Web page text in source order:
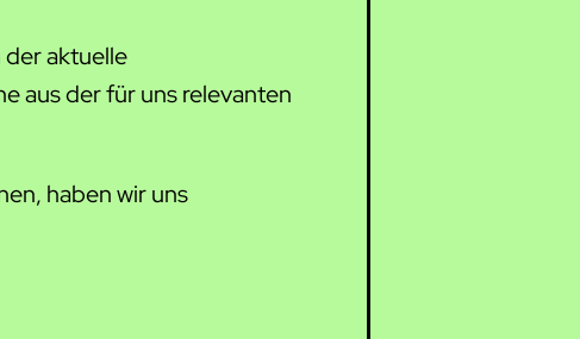
aktuelle
aus der für uns relevanten
haben wir uns